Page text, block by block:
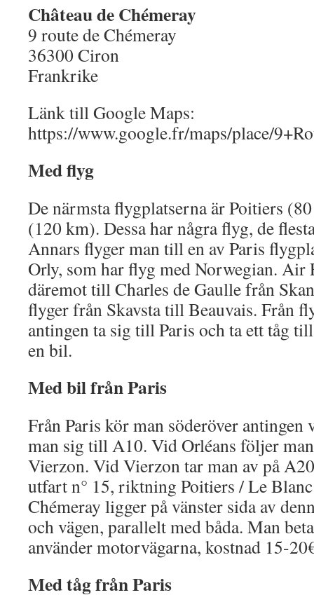
Château de Chémeray
9 route de Chémeray
36300 Ciron
Frankrike
Länk till Google Maps:
https://www.google.fr/maps/place/
Med flyg
De närmsta flygplatserna är Poitiers
(120 km). Dessa har några flyg, de
Annars flyger man till en av Paris
Orly, som har flyg med Norwegian. Air
däremot till Charles de Gaulle från
flyger från Skavsta till Beauvais. Från
antingen ta sig till Paris och ta ett tåg
en bil.
Med bil från Paris
Från Paris kör man söderöver
man sig till A10. Vid Orléans följer
Vierzon. Vid Vierzon tar man av på
utfart n° 15, riktning Poitiers / Le
Chémeray ligger på vänster sida av
och vägen, parallelt med båda. Man
använder motorvägarna, kostnad 15-
Med tåg från Paris